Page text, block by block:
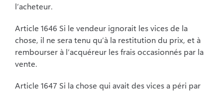
l’acheteur.
Article 1646 Si le vendeur ignorait les vices de la
chose, il ne sera tenu qu’à la restitution du prix, et à
rembourser à l’acquéreur les frais occasionnés par la
vente.
Article 1647 Si la chose qui avait des vices a péri par